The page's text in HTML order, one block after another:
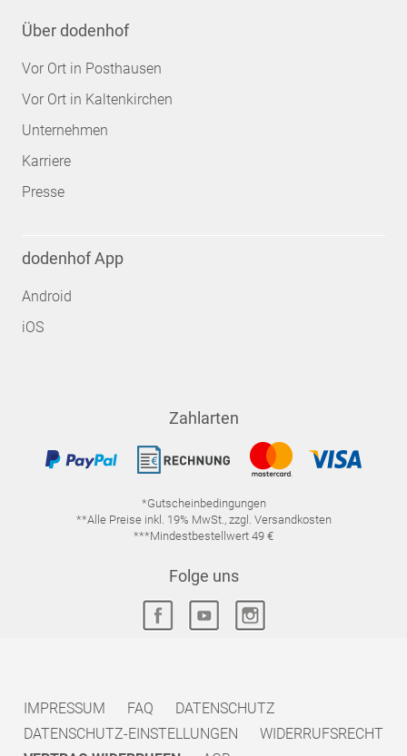
Über dodenhof
Vor Ort in Posthausen
Vor Ort in Kaltenkirchen
Unternehmen
Karriere
Presse
dodenhof App
Android
iOS
Zahlarten
*Gutscheinbedingungen
**Alle Preise inkl. 19% MwSt., zzgl. Versandkosten
***Mindestbestellwert 49 €
Folge uns
IMPRESSUM FAQ
DATENSCHUTZ
DATENSCHUTZ-EINSTELLUNGEN
WIDERRUFSRECHT